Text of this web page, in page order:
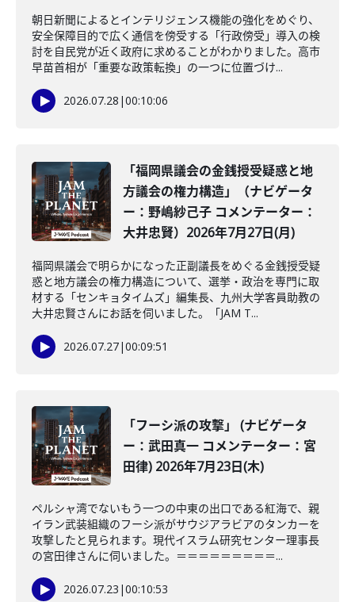
朝日新聞によるとインテリジェンス機能の強化をめぐり、
安全保障目的で広く通信を傍受する「行政傍受」導入の検
討を自民党が近く政府に求めることがわかりました。高市
早苗首相が「重要な政策転換」の一つに位置づけ...
2026.07.28 |00:10:06
「福岡県議会の金銭授受疑惑と地
方議会の権力構造」（ナビゲータ
ー：野嶋紗己子 コメンテーター：
大井忠賢）2026年7月27日(月)
福岡県議会で明らかになった正副議長をめぐる金銭授受疑
惑と地方議会の権力構造について、選挙・政治を専門に取
材する「センキョタイムズ」編集長、九州大学客員助教の
大井忠賢さんにお話を伺いました。「JAM T...
2026.07.27|00:09:51
「フーシ派の攻撃」 (ナビゲータ
ー：武田真一 コメンテーター：宮
田律) 2026年7月23日(木)
ペルシャ湾でないもう一つの中東の出口である紅海で、親
イラン武装組織のフーシ派がサウジアラビアのタンカーを
攻撃したと見られます。現代イスラム研究センター理事長
の宮田律さんに伺いました。＝＝＝＝＝＝＝＝＝...
2026.07.23 |00:10:53